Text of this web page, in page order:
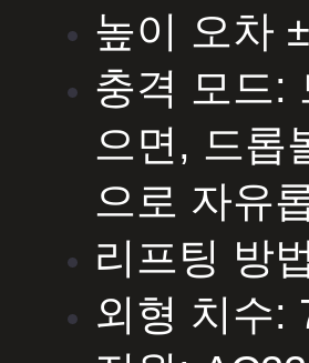
높이 오차
충격 모드:
으면, 드롭
으로 자유
리프팅 방
외형 치수: